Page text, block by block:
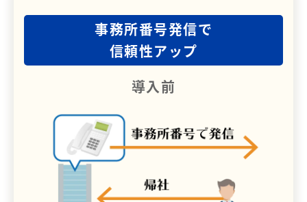
事務所番号発信で
信頼性アップ
導入前